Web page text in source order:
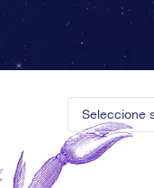
Seleccione